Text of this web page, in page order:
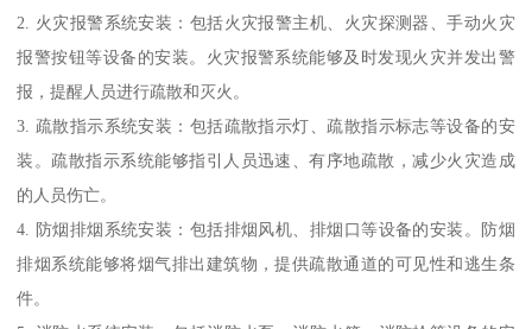
2. 火灾报警系统安装：包括火灾报警主机、火灾探测器、手动火灾
报警按钮等设备的安装。火灾报警系统能够及时发现火灾并发出警
报，提醒人员进行疏散和灭火。
3. 疏散指示系统安装：包括疏散指示灯、疏散指示标志等设备的安
装。疏散指示系统能够指引人员迅速、有序地疏散，减少火灾造成
的人员伤亡。
4. 防烟排烟系统安装：包括排烟风机、排烟口等设备的安装。防烟
排烟系统能够将烟气排出建筑物，提供疏散通道的可见性和逃生条
件。